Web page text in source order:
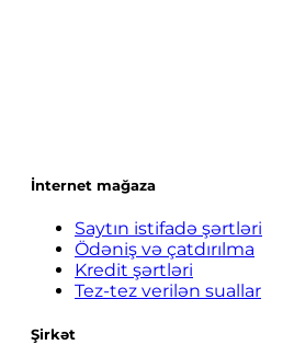
İnternet mağaza
Saytın istifadə şərtləri
Ödəniş və çatdırılma
Kredit şərtləri
Tez-tez verilən suallar
Şirkət